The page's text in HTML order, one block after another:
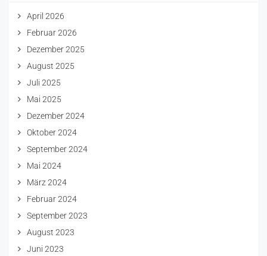
April 2026
Februar 2026
Dezember 2025
August 2025
Juli 2025
Mai 2025
Dezember 2024
Oktober 2024
September 2024
Mai 2024
März 2024
Februar 2024
September 2023
August 2023
Juni 2023